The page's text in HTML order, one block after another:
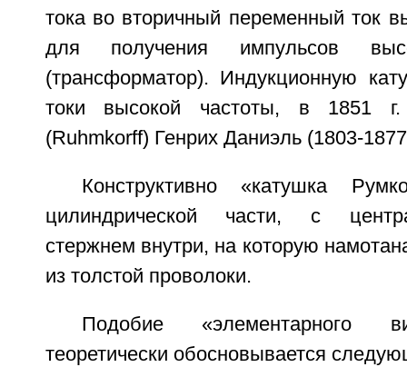
тока во вторичный переменный ток
для получения импульсов
(трансформатор). Индукционную
токи высокой частоты, в 1851
(Ruhmkorff) Генрих Даниэль (1803-
Конструктивно «катушка
цилиндрической части, с
стержнем внутри, на которую
из толстой проволоки.
Подобие «элементарного
теоретически обосновывается